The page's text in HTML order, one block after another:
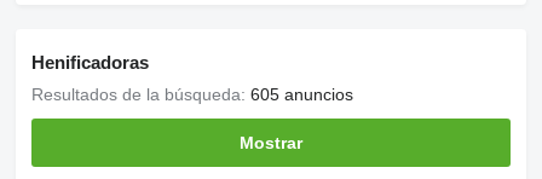
Henificadoras
Resultados de la búsqueda: 605 anuncios
Mostrar